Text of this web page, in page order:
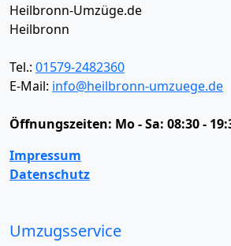
Heilbronn-Umzüge.de
Heilbronn
Tel.: 01579-2482360
E-Mail: info@heilbronn-umzuege.de
Öffnungszeiten: Mo - Sa: 08:30 -
Impressum
Datenschutz
Umzugsservice